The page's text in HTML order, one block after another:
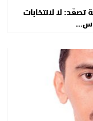
تصعّد: لا لانتخابات